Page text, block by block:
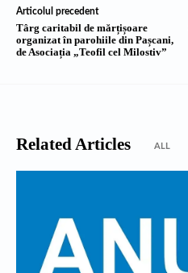
Articolul precedent
Târg caritabil de mărțișoare
organizat în parohiile din Pașcani,
de Asociația „Teofil cel Milostiv”
Related Articles ALL